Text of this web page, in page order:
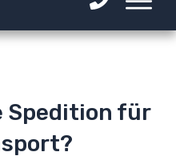
Spedition für